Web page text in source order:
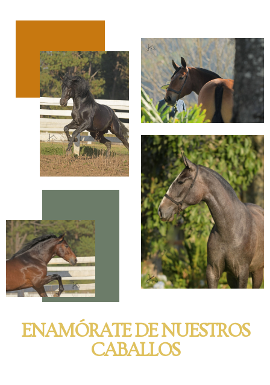
ENAMÓRATE DE NUESTROS
CABALLOS